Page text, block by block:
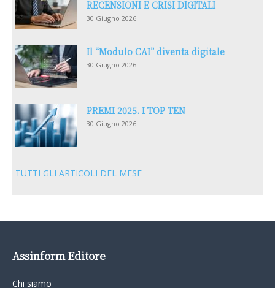
RECENSIONI E CRISI DIGITALI
30 Giugno 2026
Il “Modulo CAI” diventa digitale
30 Giugno 2026
PREMI 2025. I TOP TEN
30 Giugno 2026
TUTTI GLI ARTICOLI DEL MESE
Assinform Editore
Chi siamo